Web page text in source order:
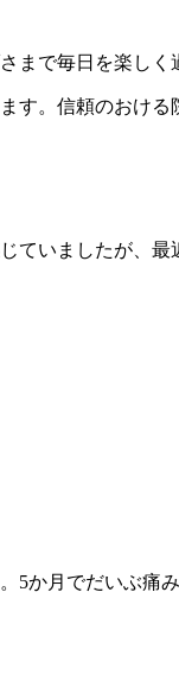
まで毎日を楽しく
す。信頼のおける
ていましたが、
5か月でだいぶ痛